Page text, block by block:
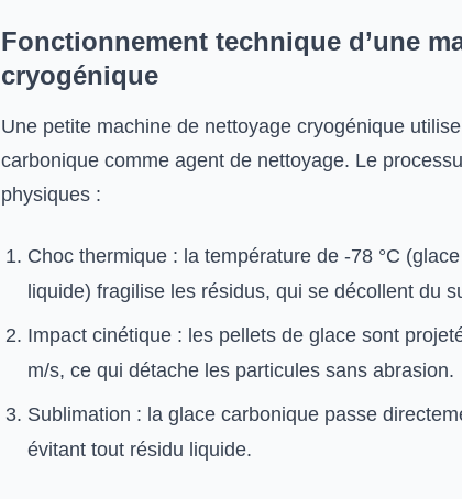
Fonctionnement technique d’une
cryogénique
Une petite machine de nettoyage cryogénique utilise
carbonique comme agent de nettoyage. Le
physiques :
Choc thermique : la température de -78 °C
liquide) fragilise les résidus, qui se décollent du
Impact cinétique : les pellets de glace sont
m/s, ce qui détache les particules sans abrasion.
Sublimation : la glace carbonique passe
évitant tout résidu liquide.